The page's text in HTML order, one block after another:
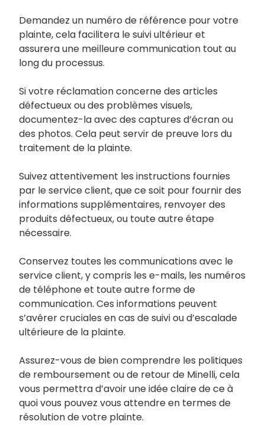
Demandez un numéro de référence pour votre
plainte, cela facilitera le suivi ultérieur et
assurera une meilleure communication tout au
long du processus.
Si votre réclamation concerne des articles
défectueux ou des problèmes visuels,
documentez-la avec des captures d’écran ou
des photos. Cela peut servir de preuve lors du
traitement de la plainte.
Suivez attentivement les instructions fournies
par le service client, que ce soit pour fournir des
informations supplémentaires, renvoyer des
produits défectueux, ou toute autre étape
nécessaire.
Conservez toutes les communications avec le
service client, y compris les e-mails, les numéros
de téléphone et toute autre forme de
communication. Ces informations peuvent
s’avérer cruciales en cas de suivi ou d’escalade
ultérieure de la plainte.
Assurez-vous de bien comprendre les politiques
de remboursement ou de retour de Minelli, cela
vous permettra d’avoir une idée claire de ce à
quoi vous pouvez vous attendre en termes de
résolution de votre plainte.